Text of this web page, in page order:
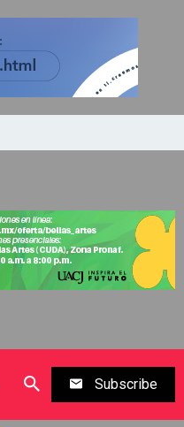
Subscribe